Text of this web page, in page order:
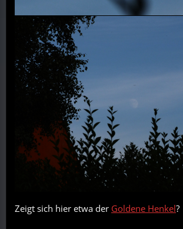
Zeigt sich hier etwa der Goldene Henkel?